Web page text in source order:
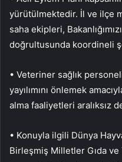
yürütülmektedir. İl ve ilçe
saha ekipleri,
doğrultusunda koordineli
• Veteriner sağlık
yayılımını önlemek
alma faaliyetleri aralıksız
• Konuyla ilgili Dünya
Birleşmiş Milletler Gıda ve